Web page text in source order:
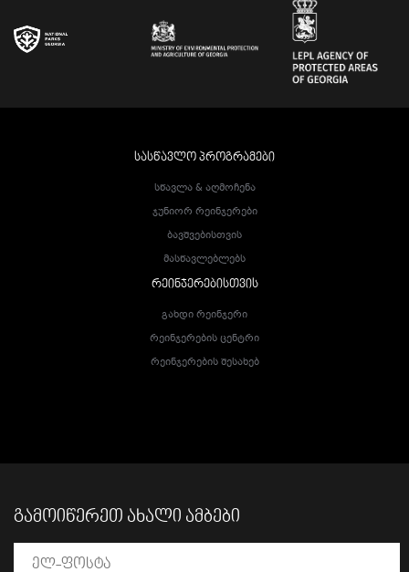
ᲡᲐᲡᲬᲐᲕᲚᲝ ᲞᲠᲝᲒᲠᲐᲛᲔᲑᲘ
Სწავლა & Აღმოჩენა
Ჯუნიორ Რეინჯერები
Ბავშვებისთვის
Მასწავლებლებს
ᲠᲔᲘᲜᲯᲔᲠᲔᲑᲘᲡᲗᲕᲘᲡ
Გახდი Რეინჯერი
Რეინჯერების Ცენტრი
Რეინჯერების Შესახებ
ᲒᲐᲛᲝᲘᲬᲔᲠᲔᲗ ᲐᲮᲐᲚᲘ ᲐᲛᲑᲔᲑᲘ